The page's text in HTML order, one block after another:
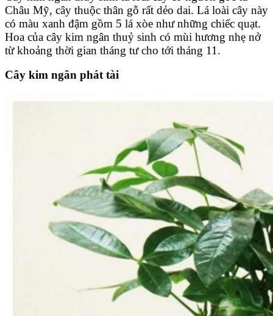
Châu Mỹ, cây thuộc thân gỗ rất dẻo dai. Lá loài cây này
có màu xanh đậm gồm 5 lá xòe như những chiếc quạt.
Hoa của cây kim ngân thuỷ sinh có mùi hương nhẹ nở
từ khoảng thời gian tháng tư cho tới tháng 11.
Cây kim ngân phát tài